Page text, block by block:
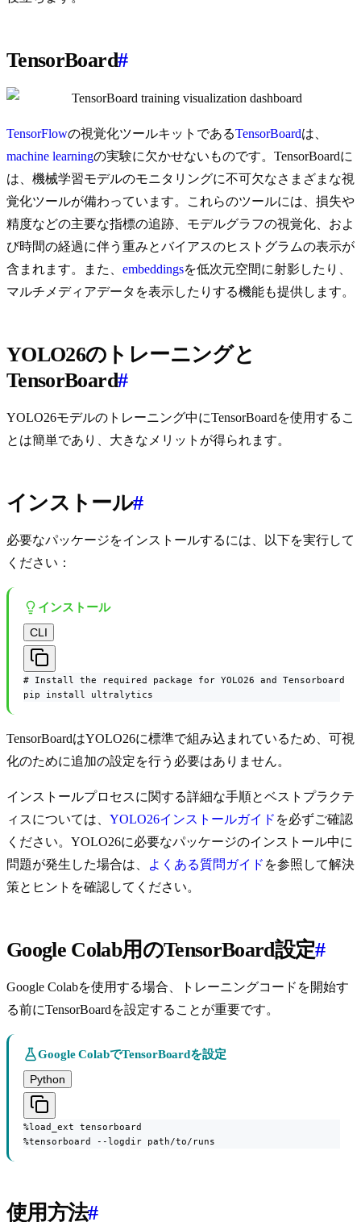
TensorBoard#
TensorFlowの視覚化ツールキットであるTensorBoardは、
machine learningの実験に欠かせないものです。TensorBoardに
は、機械学習モデルのモニタリングに不可欠なさまざまな視
覚化ツールが備わっています。これらのツールには、損失や
精度などの主要な指標の追跡、モデルグラフの視覚化、およ
び時間の経過に伴う重みとバイアスのヒストグラムの表示が
含まれます。また、 embeddingsを低次元空間に射影したり、
マルチメディアデータを表示したりする機能も提供します。
YOLO26のトレーニングと
TensorBoard#
YOLO26モデルのトレーニング中にTensorBoardを使用するこ
とは簡単であり、大きなメリットが得られます。
インストール#
必要なパッケージをインストールするには、以下を実行して
ください：
インストール
CLI
# Install the required package for YOLO26 and Tensorboard
pip install ultralytics
TensorBoardはYOLO26に標準で組み込まれているため、可視
化のために追加の設定を行う必要はありません。
インストールプロセスに関する詳細な手順とベストプラクテ
ィスについては、 YOLO26インストールガイド を必ずご確認
ください。YOLO26に必要なパッケージのインストール中に
問題が発生した場合は、
よくある質問ガイド を参照して解決
策とヒントを確認してください。
Google Colab用のTensorBoard設定#
Google Colabを使用する場合、トレーニングコードを開始す
る前にTensorBoardを設定することが重要です。
Google ColabでTensorBoardを設定
Python
%load_ext tensorboard
%tensorboard --logdir path/to/runs
使用方法#